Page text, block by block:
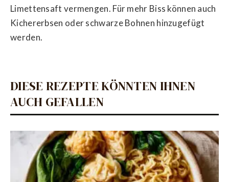
Limettensaft vermengen. Für mehr Biss können auch
Kichererbsen oder schwarze Bohnen hinzugefügt
werden.
DIESE REZEPTE KÖNNTEN IHNEN
AUCH GEFALLEN